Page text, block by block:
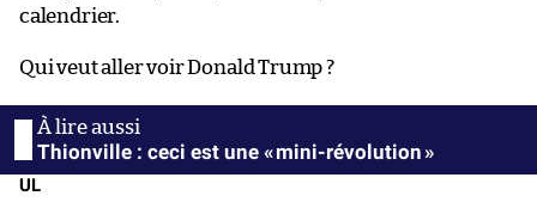
calendrier.
Qui veut aller voir Donald Trump ?
Thionville : ceci est une « mini-révolution »
UL